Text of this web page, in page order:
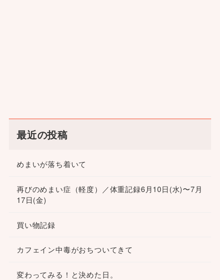
最近の投稿
めまいが落ち着いて
再びのめまい症（軽度）／体重記録6月10日(水)〜7月
17日(金)
買い物記録
カフェイン中毒がおちついてきて
変わってみる！と決めた日。